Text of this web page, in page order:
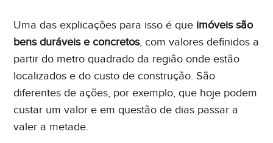
Uma das explicações para isso é que imóveis são
bens duráveis e concretos, com valores definidos a
partir do metro quadrado da região onde estão
localizados e do custo de construção. São
diferentes de ações, por exemplo, que hoje podem
custar um valor e em questão de dias passar a
valer a metade.